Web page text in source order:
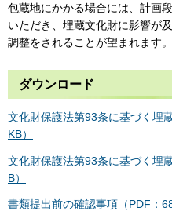
包蔵地にかかる場合には、計画
いただき、埋蔵文化財に影響が
調整をされることが望まれます。
ダウンロード
文化財保護法第93条に基づく埋
KB）
文化財保護法第93条に基づく埋
B）
書類提出前の確認事項（PDF：